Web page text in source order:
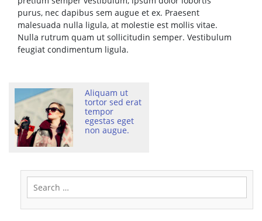
purus, nec dapibus sem augue et ex. Praesent
malesuada nulla ligula, at molestie est mollis vitae.
Nulla rutrum quam ut sollicitudin semper. Vestibulum
feugiat condimentum ligula.
Aliquam ut
tortor sed erat
tempor
egestas eget
non augue.
for: